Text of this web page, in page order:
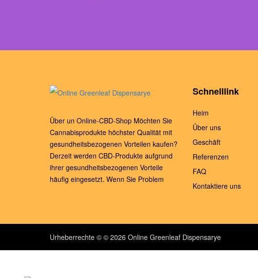
Über un Online-CBD-Shop Möchten Sie
Cannabisprodukte höchster Qualität mit
gesundheitsbezogenen Vorteilen kaufen?
Derzeit werden CBD-Produkte aufgrund
ihrer gesundheitsbezogenen Vorteile
häufig eingesetzt. Wenn Sie Problem
Schnelllink
Heim
Über uns
Geschäft
Referenzen
FAQ
Kontaktiere uns
Urheberrechte © © 2026 Online Greenleaf Dispensarye